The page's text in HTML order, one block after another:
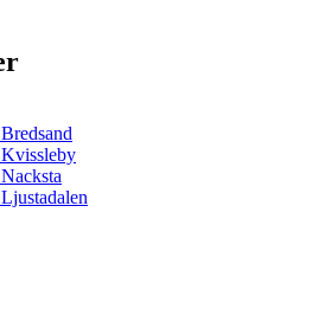
Kvissleby